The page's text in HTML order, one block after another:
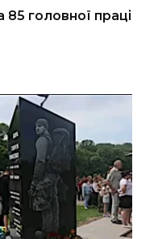
головної праці